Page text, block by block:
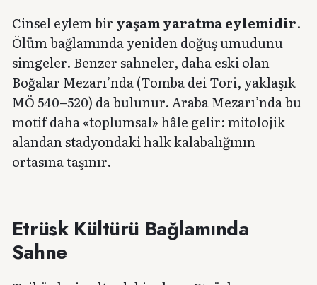
Cinsel eylem bir yaşam yaratma eylemidir.
Ölüm bağlamında yeniden doğuş umudunu
simgeler. Benzer sahneler, daha eski olan
Boğalar Mezarı’nda (Tomba dei Tori, yaklaşık
MÖ 540–520) da bulunur. Araba Mezarı’nda bu
motif daha «toplumsal» hâle gelir: mitolojik
alandan stadyondaki halk kalabalığının
ortasına taşınır.
Etrüsk Kültürü Bağlamında
Sahne